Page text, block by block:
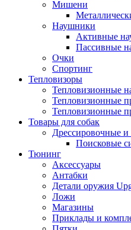
Мишени
Наушники
Активные
Пассивные
Очки
Спортинг
Тепловизоры
Тепловизионные
Тепловизионные
Тепловизионные
Товары для собак
Дрессировочные
Поисковые
Тюнинг
Аксессуары
Антабки
Детали оружия
Ложи
Магазины
Приклады и